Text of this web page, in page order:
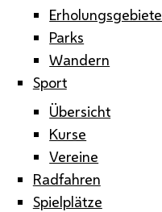
Erholungsgebiete
Parks
Wandern
Sport
Übersicht
Kurse
Vereine
Radfahren
Spielplätze